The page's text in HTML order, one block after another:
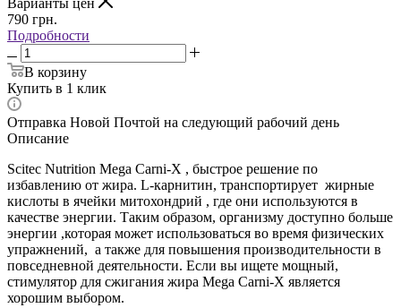
790 грн.
Подробности
В корзину
Купить в 1 клик
Отправка Новой Почтой на следующий рабочий день
Описание
Scitec Nutrition Mega Carni-X , быстрое решение по
избавлению от жира. L-карнитин, транспортирует жирные
кислоты в ячейки митохондрий , где они используются в
качестве энергии. Таким образом, организму доступно больше
энергии ,которая может использоваться во время физических
упражнений, а также для повышения производительности в
повседневной деятельности. Если вы ищете мощный,
стимулятор для сжигания жира Mega Carni-X является
хорошим выбором.